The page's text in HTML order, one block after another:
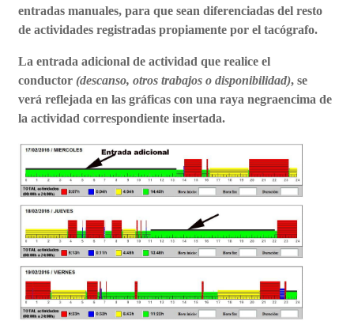
entradas manuales, para que sean diferenciadas del resto
de actividades registradas propiamente por el tacógrafo.
La entrada adicional de actividad que realice el
conductor (descanso, otros trabajos o disponibilidad), se
verá reflejada en las gráficas con una raya negraencima de
la actividad correspondiente insertada.